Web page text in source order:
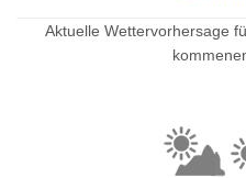
Aktuelle Wettervorhersage